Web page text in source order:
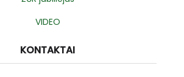
VIDEO
KONTAKTAI